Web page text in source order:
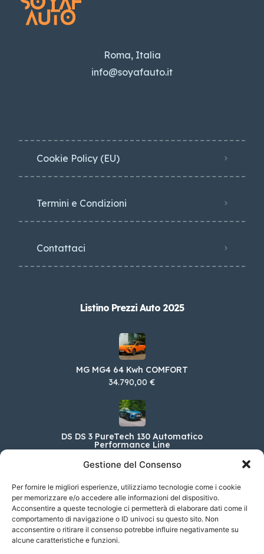
Gestione del Consenso
Per fornire le migliori esperienze, utilizziamo tecnologie come i cookie
per memorizzare e/o accedere alle informazioni del dispositivo.
Acconsentire a queste tecnologie ci permetterà di elaborare dati come il
comportamento di navigazione o ID univoci su questo sito. Non
acconsentire o ritirare il consenso potrebbe influire negativamente su
alcune caratteristiche e funzioni.
Roma, Italia
info@soyafauto.it
Cookie Policy (EU)
Termini e Condizioni
Contattaci
Listino Prezzi Auto 2025
MG MG4 64 Kwh COMFORT
34.790,00 €
DS DS 3 PureTech 130 Automatico
Performance Line
Jaguar I-PACE EV 90kWh 400CV R-DYN. HSE
AUTO 4WD
105.200,00 €